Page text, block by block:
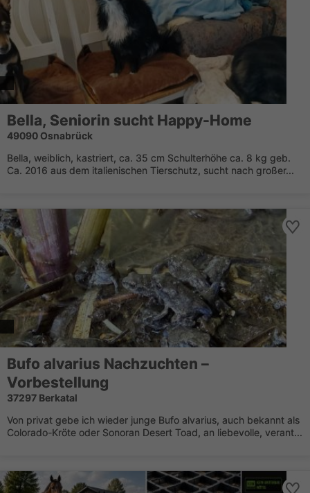
Bella, Seniorin sucht Happy-Home
49090 Osnabrück
Bella, weiblich, kastriert, ca. 35 cm Schulterhöhe ca. 8 kg geb.
Ca. 2016 aus dem italienischen Tierschutz, sucht nach großer...
Bufo alvarius Nachzuchten –
Vorbestellung
37297 Berkatal
Von privat gebe ich wieder junge Bufo alvarius, auch bekannt als
Colorado-Kröte oder Sonoran Desert Toad, an liebevolle, verant...